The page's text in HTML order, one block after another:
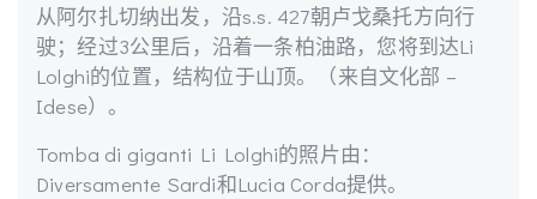
从阿尔扎切纳出发，沿s.s. 427朝卢戈桑托方向行
驶；经过3公里后，沿着一条柏油路，您将到达Li
Lolghi的位置，结构位于山顶。（来自文化部 –
Idese）。
Tomba di giganti Li Lolghi的照片由：
Diversamente Sardi和Lucia Corda提供。